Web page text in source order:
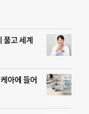
풀고 세계
아에 들어